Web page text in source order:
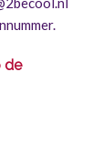
de